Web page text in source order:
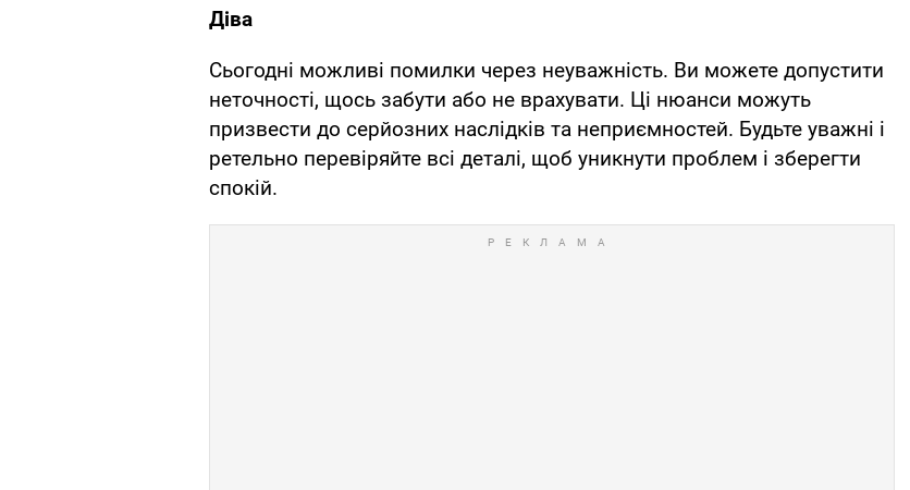
Діва
Сьогодні можливі помилки через неуважність. Ви можете допустити
неточності, щось забути або не врахувати. Ці нюанси можуть
призвести до серйозних наслідків та неприємностей. Будьте уважні і
ретельно перевіряйте всі деталі, щоб уникнути проблем і зберегти
спокій.